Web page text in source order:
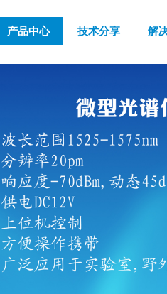
产品中心 技术分享 解